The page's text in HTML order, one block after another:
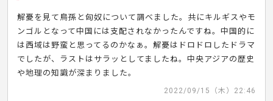
解憂を見て鳥孫と匈奴について調べました。共にキルギスやモ
ンゴルとなって中国には支配されなかったんですね。中国的に
は西域は野蛮と思ってるのかなぁ。解憂はドロドロしたドラマ
でしたが、ラストはサラッとしてましたね。中央アジアの歴史
や地理の知識が深まりました。
2022/09/15（木）22:46